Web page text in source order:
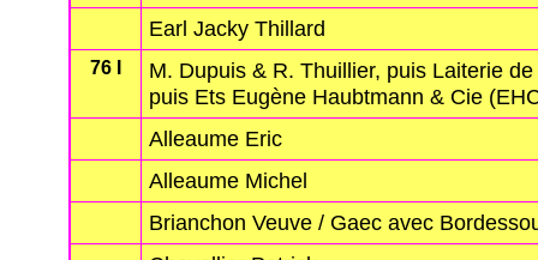
Earl Jacky Thillard
76 I
M. Dupuis & R. Thuillier, puis Laiterie
puis Ets Eugène Haubtmann & Cie
Alleaume Eric
Alleaume Michel
Brianchon Veuve / Gaec avec